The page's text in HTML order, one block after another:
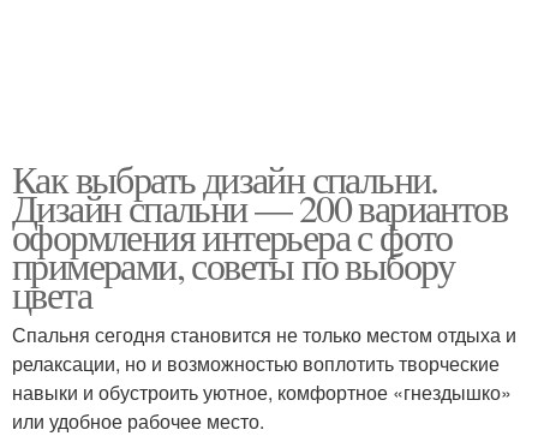
Как выбрать дизайн спальни.
Дизайн спальни — 200 вариантов
оформления интерьера с фото
примерами, советы по выбору
цвета
Спальня сегодня становится не только местом отдыха и
релаксации, но и возможностью воплотить творческие
навыки и обустроить уютное, комфортное «гнездышко»
или удобное рабочее место.